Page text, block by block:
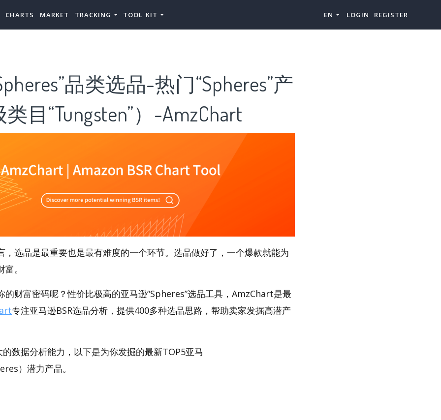
CHARTS MARKET TRACKING TOOL KIT EN LOGIN REGISTER
品类选品-热门“Spheres”产
目“Tungsten”）-AmzChart
，选品是最重要也是最有难度的一个环节。选品做好了，一个爆款就能为
。
的财富密码呢？性价比极高的亚马逊“Spheres”选品工具，AmzChart是最
专注亚马逊BSR选品分析，提供400多种选品思路，帮助卖家发掘高潜产
数据分析能力，以下是为你发掘的最新TOP5亚马
）潜力产品。